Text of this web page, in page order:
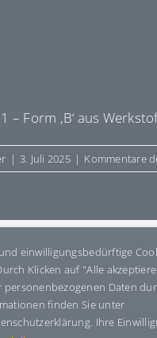
– Form ‚B‘ aus
| 3. Juli 2025 | Kommentare
Choose Your
einwilligungsbedürftige
Klicken auf "Alle
Daten
finden Sie unter
Ihre